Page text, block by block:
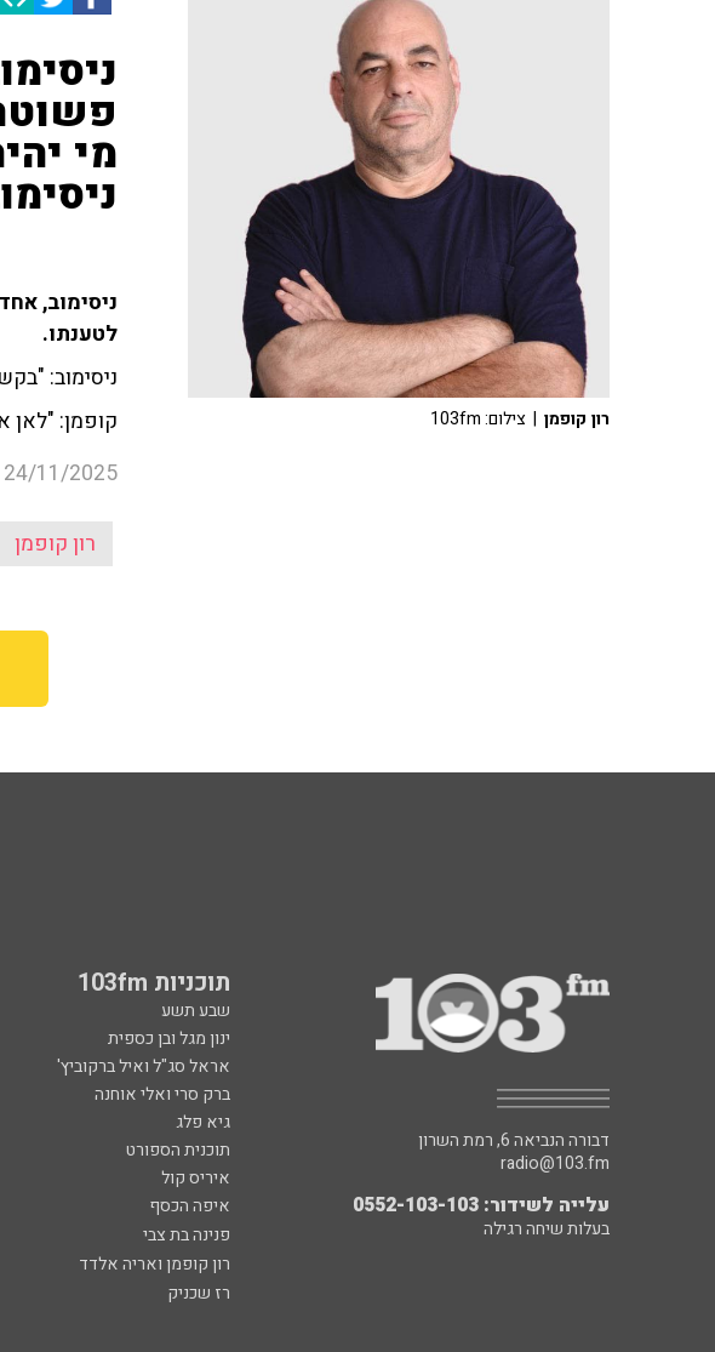
מי
ניסימוב,
לטענתו.
ניסימוב:
קופמן: "לאן
24/11/2025
רון קופמן
רון קופמן | צילום: 103fm
תוכניות 103fm
שבע תשע
ינון מגל ובן כספית
אראל סג"ל ואיל ברקוביץ'
ברק סרי ואלי אוחנה
גיא פלג
תוכנית הספורט
איריס קול
איפה הכסף
פנינה בת צבי
רון קופמן ואריה אלדד
רז שכניק
דבורה הנביאה 6, רמת השרון
radio@103.fm
עלייה לשידור: 0552-103-103
בעלות שיחה רגילה